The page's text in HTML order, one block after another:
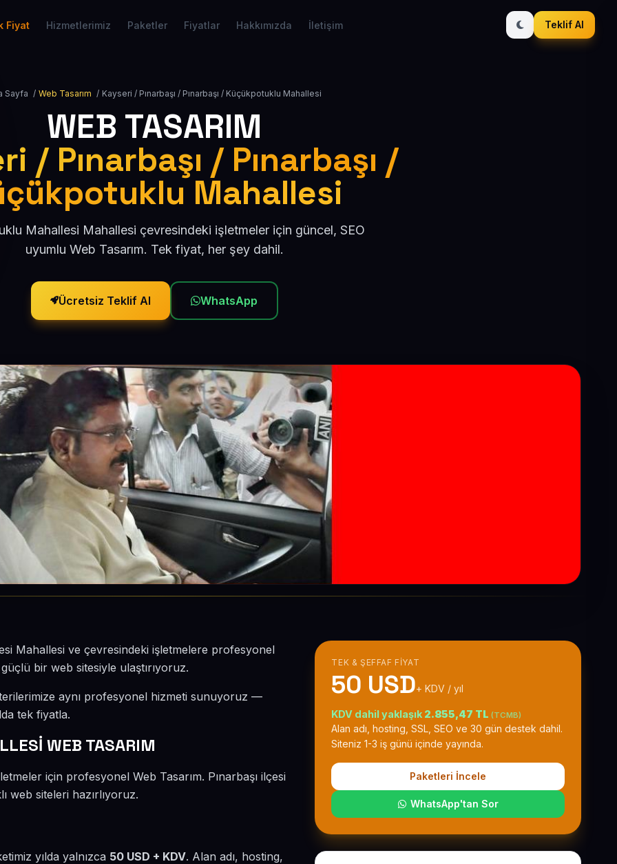
Fiyat Hizmetlerimiz Paketler Fiyatlar Hakkımızda İletişim Teklif Al
Sayfa / Web Tasarım / Kayseri / Pınarbaşı / Pınarbaşı / Küçükpotuklu Mahallesi
WEB TASARIM
/ Pınarbaşı / Pınarbaşı /
Mahallesi
Mahallesi Mahallesi çevresindeki işletmeler için güncel, SEO
uyumlu Web Tasarım. Tek fiyat, her şey dahil.
Ücretsiz Teklif Al WhatsApp
Mahallesi ve çevresindeki işletmelere profesyonel
bir web sitesiyle ulaştırıyoruz.
aynı profesyonel hizmeti sunuyoruz —
tek fiyatla.
WEB TASARIM
için profesyonel Web Tasarım. Pınarbaşı ilçesi
web siteleri hazırlıyoruz.
yılda yalnızca 50 USD + KDV. Alan adı, hosting,
TEK & ŞEFFAF FIYAT
50 USD+ KDV / yıl
KDV dahil yaklaşık 2.855,47 TL (TCMB)
Alan adı, hosting, SSL, SEO ve 30 gün destek dahil.
Siteniz 1-3 iş günü içinde yayında.
Paketleri İncele
WhatsApp'tan Sor